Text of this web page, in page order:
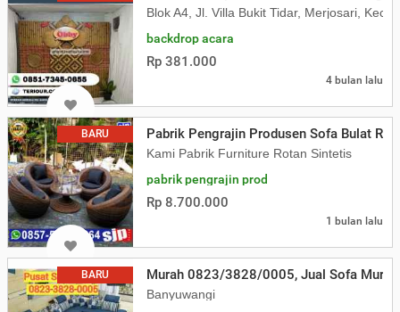
Blok A4, Jl. Villa Bukit Tidar, Merjosari, Kec.
backdrop acara
Rp 381.000
4 bulan lalu
BARU Pabrik Pengrajin Produsen Sofa Bulat
Kami Pabrik Furniture Rotan Sintetis
pabrik pengrajin prod
Rp 8.700.000
1 bulan lalu
BARU Murah 0823/3828/0005, Jual Sofa Murah
Banyuwangi